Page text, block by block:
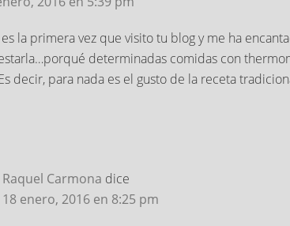
la primera vez que visito tu blog y me ha
determinadas comidas con
decir, para nada es el gusto de la receta
Raquel Carmona dice
18 enero, 2016 en 8:25 pm